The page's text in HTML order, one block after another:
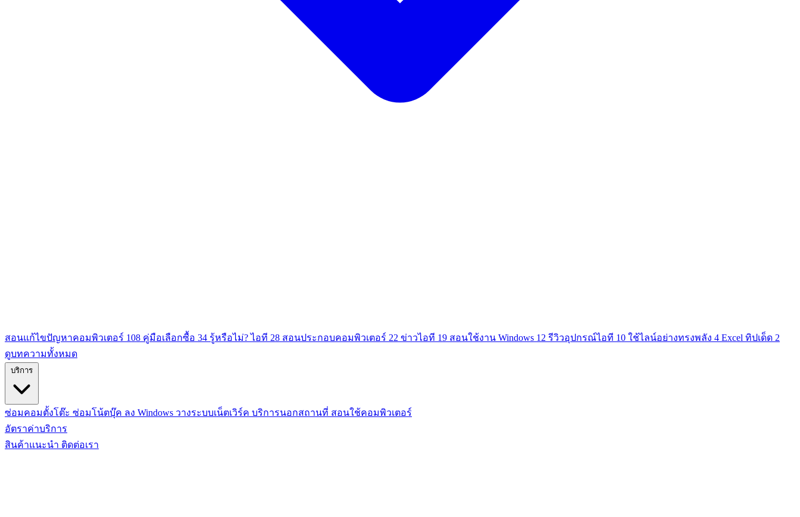
สอนแก้ไขปัญหาคอมพิวเตอร์ 108 คู่มือเลือกซื้อ 34 รู้หรือไม่? ไอที 28 สอนประกอบคอมพิวเตอร์ 22 ข่าวไอที 19 สอนใช้งาน Windows 12 รีวิวอุปกรณ์ไอที 10 ใช้ไลน์อย่างทรงพลัง 4 Excel ทิปเด็ด 2
ดูบทความทั้งหมด
ซ่อมคอมตั้งโต๊ะ ซ่อมโน้ตบุ๊ค ลง Windows วางระบบเน็ตเวิร์ค บริการนอกสถานที่ สอนใช้คอมพิวเตอร์
อัตราค่าบริการ
สินค้าแนะนำ ติดต่อเรา